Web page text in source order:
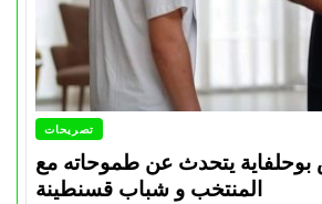
تصريحات
بوحلفاية يتحدث عن طموحاته مع
المنتخب و شباب قسنطينة